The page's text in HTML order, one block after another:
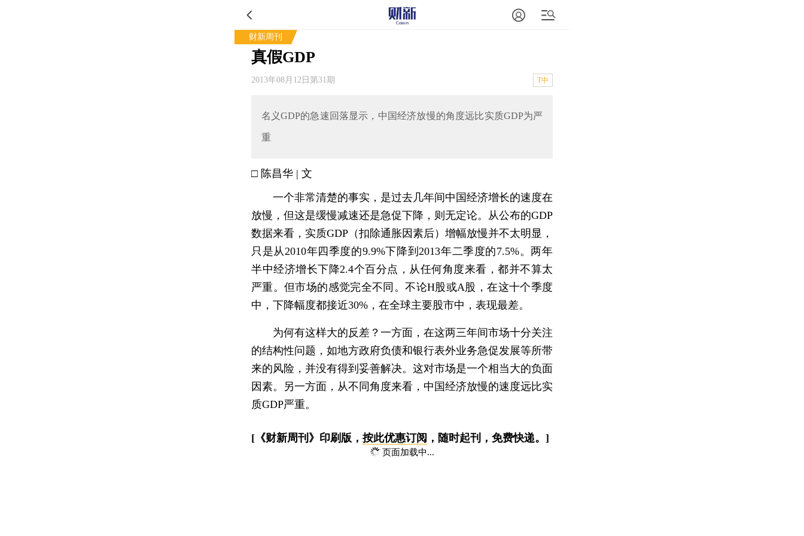
财新周刊
真假GDP
2013年08月12日第31期 T中
名义GDP的急速回落显示，中国经济放慢的角度远比实质GDP为严
重
□ 陈昌华 | 文
一个非常清楚的事实，是过去几年间中国经济增长的速度在
放慢，但这是缓慢减速还是急促下降，则无定论。从公布的GDP
数据来看，实质GDP（扣除通胀因素后）增幅放慢并不太明显，
只是从2010年四季度的9.9%下降到2013年二季度的7.5%。两年
半中经济增长下降2.4个百分点，从任何角度来看，都并不算太
严重。但市场的感觉完全不同。不论H股或A股，在这十个季度
中，下降幅度都接近30%，在全球主要股市中，表现最差。
为何有这样大的反差？一方面，在这两三年间市场十分关注
的结构性问题，如地方政府负债和银行表外业务急促发展等所带
来的风险，并没有得到妥善解决。这对市场是一个相当大的负面
因素。另一方面，从不同角度来看，中国经济放慢的速度远比实
质GDP严重。
[《财新周刊》印刷版， 按此优惠订阅 ，随时起刊，免费快递。]
页面加载中...